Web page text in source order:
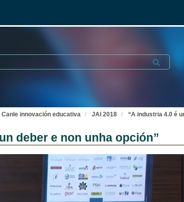
Submit
Canle innovación educativa JAI 2018 “A industria 4.0 é
deber e non unha opción”